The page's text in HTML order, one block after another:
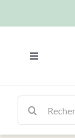
au
Toggle
Chocolats
Rechercher: